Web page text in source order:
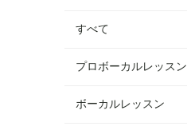
すべて
プロボーカルレッスン
ボーカルレッスン